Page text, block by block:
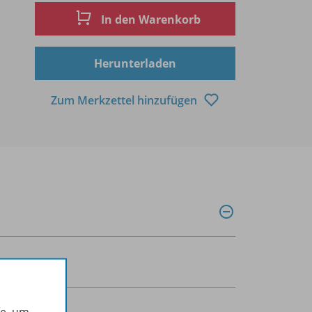
In den Warenkorb
Herunterladen
Zum Merkzettel hinzufügen